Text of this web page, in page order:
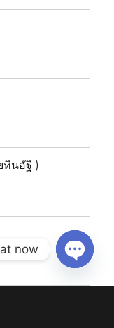
นอัฐิ )
now
OPEN